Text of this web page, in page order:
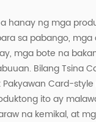
hanay ng mga
sa pabango, mga
mga bote na
BilangTsina
Pakyawan Card-
ito ay
na kemikal, at